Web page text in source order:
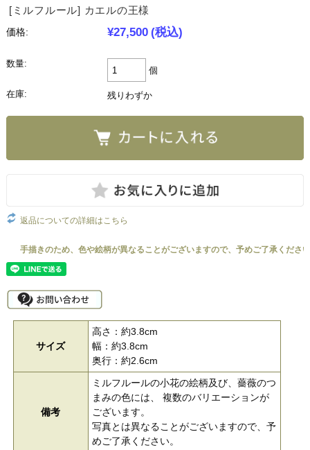
[ミルフルール] カエルの王様
価格:
¥27,500 (税込)
数量:
個
在庫: 残りわずか
返品についての詳細はこちら
サイズ
高さ：約3.8cm
幅：約3.8cm
奥行：約2.6cm
備考
ミルフルールの小花の絵柄及び、薔薇のつ
まみの色には、 複数のバリエーションが
ございます。
写真とは異なることがございますので、予
めご了承ください。